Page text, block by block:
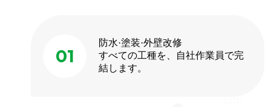
01
防水·塗装·外壁改修
すべての工種を、自社作業員で完
結します。